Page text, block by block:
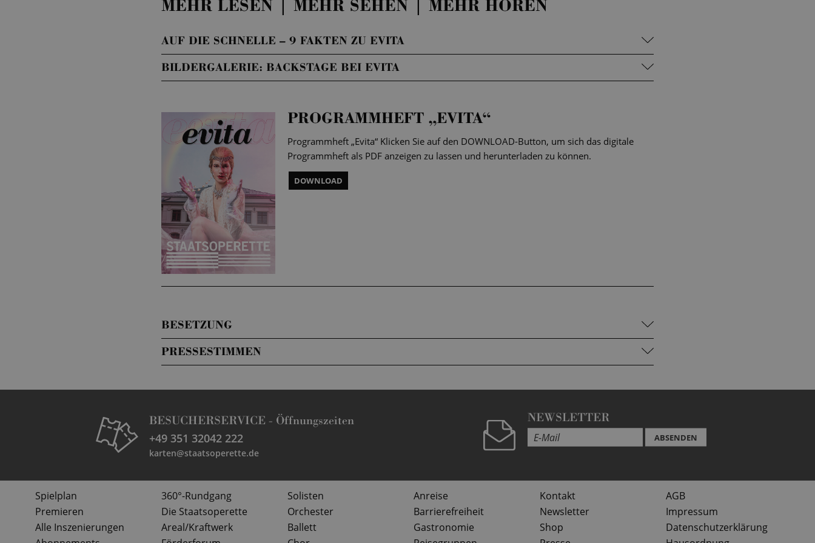
MEHR LESEN | MEHR SEHEN | MEHR HÖREN
AUF DIE SCHNELLE – 9 FAKTEN ZU EVITA
BILDERGALERIE: BACKSTAGE BEI EVITA
PROGRAMMHEFT „EVITA“
Programmheft „Evita“ Klicken Sie auf den DOWNLOAD-Button, um sich das digitale
Programmheft als PDF anzeigen zu lassen und herunterladen zu können.
DOWNLOAD
BESETZUNG
PRESSESTIMMEN
BESUCHERSERVICE - Öffnungszeiten
+49 351 32042 222
karten@staatsoperette.de
NEWSLETTER
ABSENDEN
Spielplan
Premieren
Alle Inszenierungen
360°-Rundgang
Die Staatsoperette
Areal/Kraftwerk
Solisten
Orchester
Ballett
Anreise
Barrierefreiheit
Gastronomie
Kontakt
Newsletter
Shop
AGB
Impressum
Datenschutzerklärung